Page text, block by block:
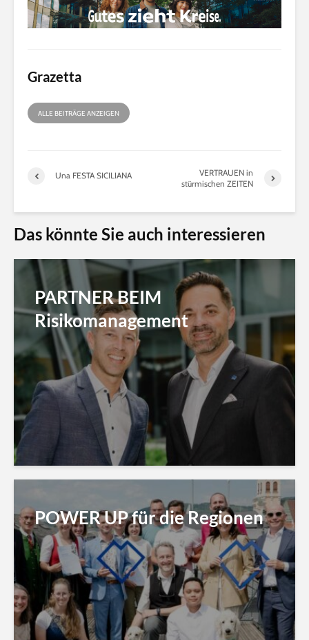
Grazetta
ALLE BEITRÄGE ANZEIGEN
Una FESTA SICILIANA
VERTRAUEN in
stürmischen ZEITEN
Das könnte Sie auch interessieren
PARTNER BEIM
Risikomanagement
POWER UP für die Regionen